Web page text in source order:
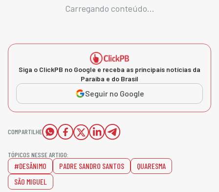
Carregando conteúdo...
Siga o ClickPB no Google e receba as principais notícias da
Paraíba e do Brasil
Seguir no Google
COMPARTILHE
TÓPICOS NESSE ARTIGO:
#DESÂNIMO PADRE SANDRO SANTOS
QUARESMA
SÃO MIGUEL